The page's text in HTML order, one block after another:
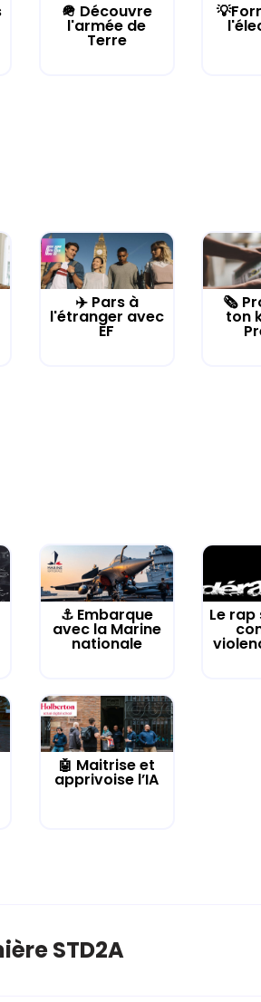
🪖 Découvre
l'armée de
Terre
✈️ Pars à
l'étranger avec
EF
🗞️
ton
⚓️ Embarque
avec la Marine
nationale
Le
🤖 Maitrise et
apprivoise l’IA
STD2A